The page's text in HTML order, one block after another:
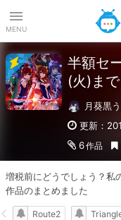
MENU
半額セ
(火)まで
月葵黒
更新：
6作品
増税前にどうでしょう？私
作品のまとめました
Route2